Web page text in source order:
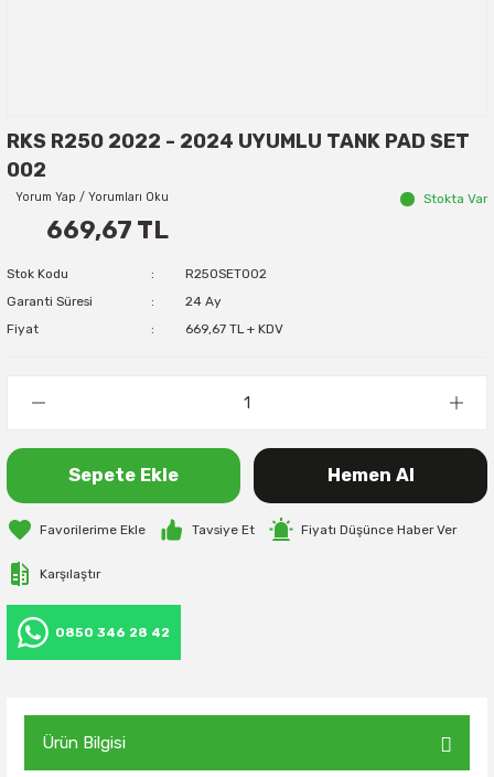
RKS R250 2022 - 2024 UYUMLU TANK PAD SET
002
Yorum Yap / Yorumları Oku Stokta Var
669,67 TL
Stok Kodu
R250SET002
Garanti Süresi
24 Ay
Fiyat
669,67 TL + KDV
Sepete Ekle Hemen Al
Tavsiye Et Fiyatı Düşünce Haber Ver
Karşılaştır
0850 346 28 42
Ürün Bilgisi